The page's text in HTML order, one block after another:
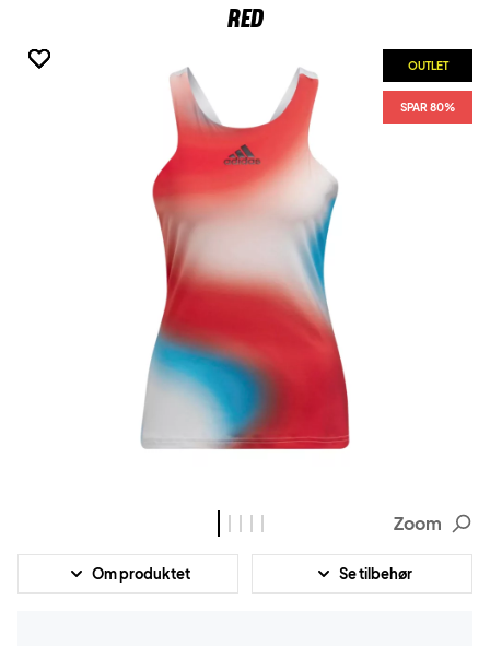
Red
OUTLET
SPAR 80%
OUTLET
SPAR 80%
OUTLET
SPAR 80%
OUTLET
SPAR 80%
OUTLET
SPAR 80%
Zoom
Om produktet Se tilbehør